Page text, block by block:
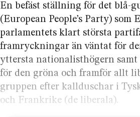
En befäst ställning för det blå-
(European People’s Party) som
parlamentets klart största
fram­ryckningar än väntat för
yttersta nationalist­högern samt
för den gröna och framför allt
gruppen efter kallduschar i
och Frankrike (de liberala).